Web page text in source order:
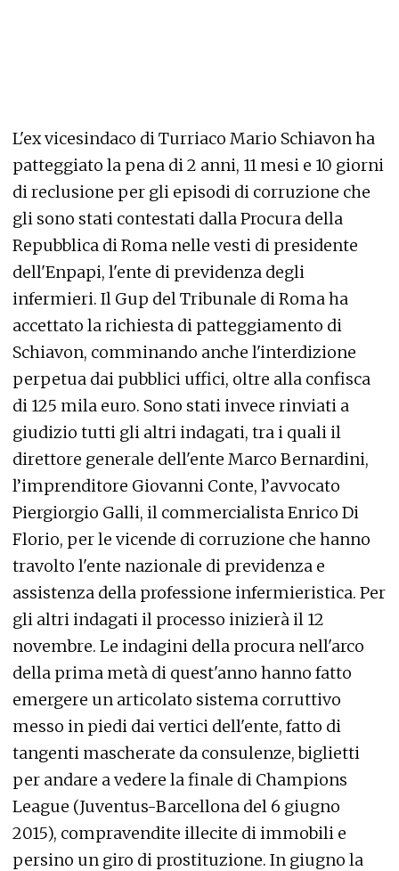
L'ex vicesindaco di Turriaco Mario Schiavon ha
patteggiato la pena di 2 anni, 11 mesi e 10 giorni
di reclusione per gli episodi di corruzione che
gli sono stati contestati dalla Procura della
Repubblica di Roma nelle vesti di presidente
dell'Enpapi, l'ente di previdenza degli
infermieri. Il Gup del Tribunale di Roma ha
accettato la richiesta di patteggiamento di
Schiavon, comminando anche l'interdizione
perpetua dai pubblici uffici, oltre alla confisca
di 125 mila euro. Sono stati invece rinviati a
giudizio tutti gli altri indagati, tra i quali il
direttore generale dell'ente Marco Bernardini,
l’imprenditore Giovanni Conte, l’avvocato
Piergiorgio Galli, il commercialista Enrico Di
Florio, per le vicende di corruzione che hanno
travolto l'ente nazionale di previdenza e
assistenza della professione infermieristica. Per
gli altri indagati il processo inizierà il 12
novembre. Le indagini della procura nell'arco
della prima metà di quest'anno hanno fatto
emergere un articolato sistema corruttivo
messo in piedi dai vertici dell'ente, fatto di
tangenti mascherate da consulenze, biglietti
per andare a vedere la finale di Champions
League (Juventus-Barcellona del 6 giugno
2015), compravendite illecite di immobili e
persino un giro di prostituzione. In giugno la